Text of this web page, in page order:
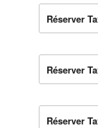
Réserver
Réserver
Réserver